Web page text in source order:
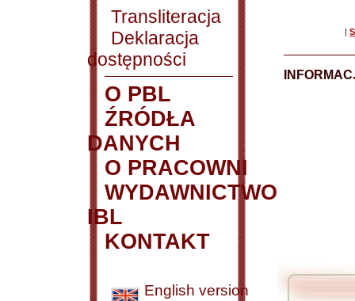
Transliteracja
Deklaracja
dostępności
O PBL
ŹRÓDŁA
DANYCH
O PRACOWNI
WYDAWNICTWO
IBL
KONTAKT
English version
|